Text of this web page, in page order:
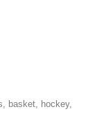
basket, hockey,